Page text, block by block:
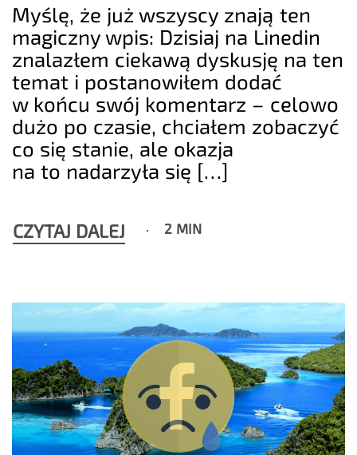
Myślę, że już wszyscy znają ten
magiczny wpis: Dzisiaj na Linedin
znalazłem ciekawą dyskusję na ten
temat i postanowiłem dodać
w końcu swój komentarz – celowo
dużo po czasie, chciałem zobaczyć
co się stanie, ale okazja
na to nadarzyła się […]
CZYTAJ DALEJ 2 MIN